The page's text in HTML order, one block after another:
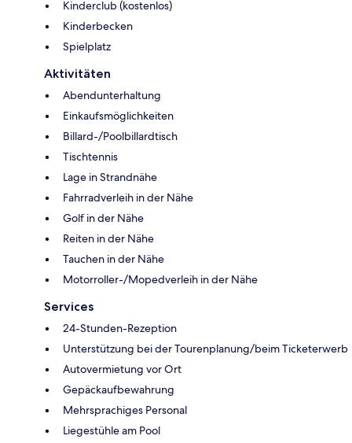
Kinderclub (kostenlos)
Kinderbecken
Spielplatz
Aktivitäten
Abendunterhaltung
Einkaufsmöglichkeiten
Billard-/Poolbillardtisch
Tischtennis
Lage in Strandnähe
Fahrradverleih in der Nähe
Golf in der Nähe
Reiten in der Nähe
Tauchen in der Nähe
Motorroller-/Mopedverleih in der Nähe
Services
24-Stunden-Rezeption
Unterstützung bei der Tourenplanung/beim Ticketerwerb
Autovermietung vor Ort
Gepäckaufbewahrung
Mehrsprachiges Personal
Liegestühle am Pool